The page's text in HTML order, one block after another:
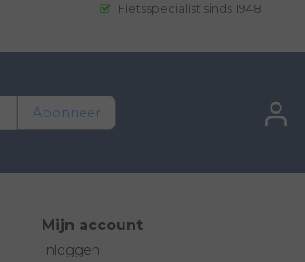
Fietsspecialist sinds 1948
Abonneer
Mijn account
Inloggen